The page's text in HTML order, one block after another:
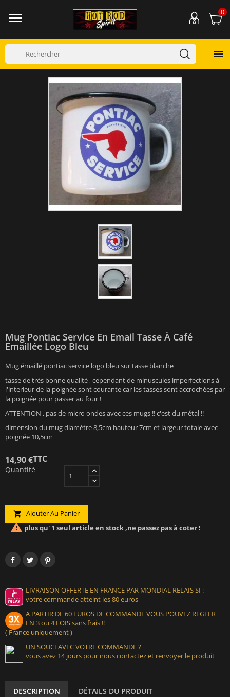
 0

Mug Pontiac Service En Email Tasse À Café
Emaillée Logo Bleu
Mug émaillé pontiac service logo bleu sur tasse blanche
tasse de très bonne qualité , cependant de minuscules imperfections à
l'interieur de la poignée sont courante car les tasses sont accrochées par
la poignée pour passer au four !
ATTENTION , pas de micro ondes avec ces mugs !! c'est du métal !!
dimension du mug diamètre 8,5cm hauteur 7cm et largeur totale avec
poignée 10,5cm
14,90 €TTC
Quantité
 Ajouter Au Panier
 plus qu' 1 seul article en stock ,ne passez pas à coter !
LIVRAISON OFFERTE EN FRANCE PAR MONDIAL RELAIS SI :
votre commande atteint les 80 euros
A PARTIR DE 60 EUROS DE COMMANDE VOUS POUVEZ REGLER
EN 3 ou 4 FOIS sans frais !!
( France uniquement )
UN SOUCI AVEC VOTRE COMMANDE ?
vous avez 14 jours pour nous contactez et renvoyer le produit
DESCRIPTION DÉTAILS DU PRODUIT